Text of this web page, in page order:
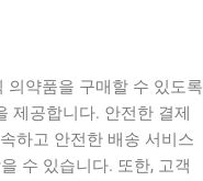
의약품을 구매할 수 있도록
제공합니다. 안전한 결제
하고 안전한 배송 서비스
수 있습니다. 또한, 고객